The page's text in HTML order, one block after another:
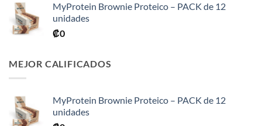
MyProtein Brownie Proteico – PACK de 12
unidades
₡0
MEJOR CALIFICADOS
MyProtein Brownie Proteico – PACK de 12
unidades